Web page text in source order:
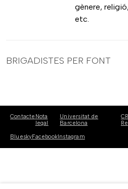
gènere, religió,
etc.
BRIGADISTES PER FONT
Contacte Nota
legal
Universitat de
Barcelona
BlueskyFacebookInstagram